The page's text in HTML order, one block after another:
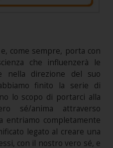
come sempre, porta con
che influenzerà le
nella direzione del suo
finito la serie di
lo scopo di portarci alla
sé/anima attraverso
entriamo completamente
legato al creare una
con il nostro vero sé, e